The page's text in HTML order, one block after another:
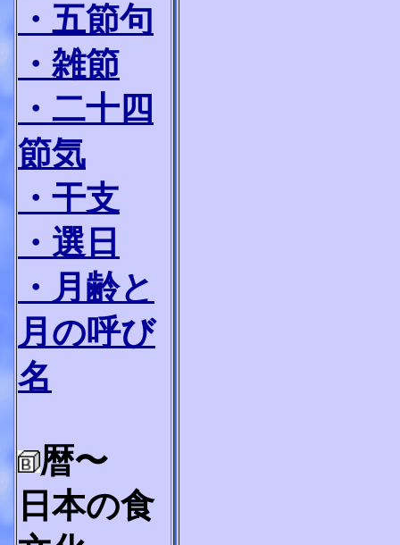
・五節句
・雑節
・二十四
節気
・干支
・選日
・月齢と
月の呼び
名
暦〜
日本の食